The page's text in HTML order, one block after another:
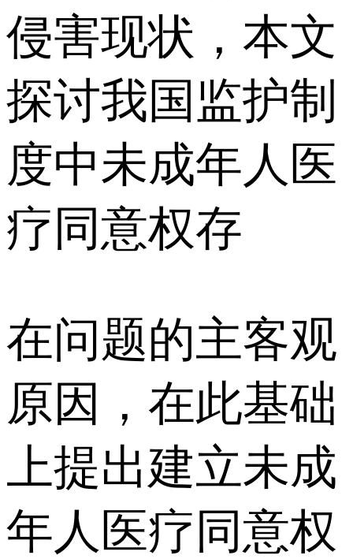
侵害现状，本文
探讨我国监护制
度中未成年人医
疗同意权存
在问题的主客观
原因，在此基础
上提出建立未成
年人医疗同意权